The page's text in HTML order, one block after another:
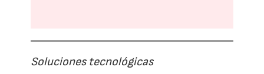
Soluciones tecnológicas